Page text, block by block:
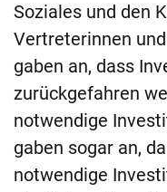
Soziales und den
Vertreterinnen
gaben an, dass
zurückgefahren
notwendige
gaben sogar an,
notwendige